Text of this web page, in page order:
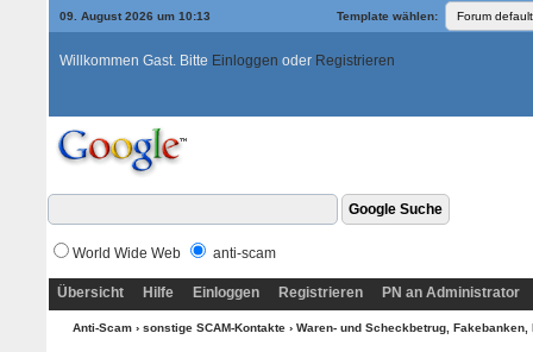
09. August 2026 um 10:13 Template wählen:
Willkommen Gast. Bitte Einloggen oder Registrieren
World Wide Web anti-scam
Übersicht Hilfe Einloggen Registrieren PN an Administrator
Anti-Scam› sonstige SCAM-Kontakte› Waren- und Scheckbetrug,